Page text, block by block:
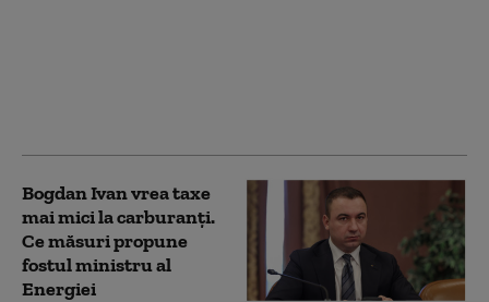
Bogdan Ivan vrea taxe
mai mici la carburanți.
Ce măsuri propune
fostul ministru al
Energiei